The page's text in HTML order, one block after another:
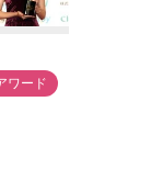
ワード